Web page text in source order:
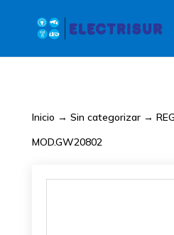
Inicio → Sin categorizar→
MOD.GW20802